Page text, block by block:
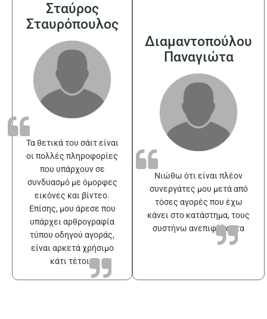
Σταύρος
Σταυρόπουλος
Τα θετικά του σάιτ είναι
οι πολλές πληροφορίες
που υπάρχουν σε
συνδυασμό με όμορφες
εικόνες και βίντεο.
Επίσης, μου άρεσε που
υπάρχει αρθρογραφία
τύπου οδηγού αγοράς,
είναι αρκετά χρήσιμο
κάτι τέτοιο
Διαμαντοπούλου
Παναγιώτα
Νιώθω ότι είναι πλέον
συνεργάτες μου μετά από
τόσες αγορές που έχω
κάνει στο κατάστημα, τους
συστήνω ανεπιφύλακτα